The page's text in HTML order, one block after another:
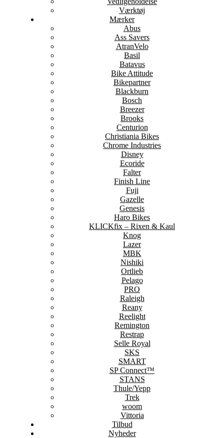
Værktøj
Mærker
Abus
Ass Savers
AtranVelo
Basil
Batavus
Bike Attitude
Bikepartner
Blackburn
Bosch
Breezer
Brooks
Centurion
Christiania Bikes
Chrome Industries
Disney
Ecoride
Falter
Finish Line
Fuji
Gazelle
Genesis
Haro Bikes
KLICKfix – Rixen & Kaul
Knog
Lazer
MBK
Nishiki
Ortlieb
Pelago
PRO
Raleigh
Reany
Reelight
Remington
Restrap
Selle Royal
SKS
SMART
SP Connect™
STANS
Thule/Yepp
Trek
woom
Vittoria
Tilbud
Nyheder